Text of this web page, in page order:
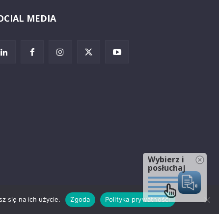
MEDIA
prawne
się na ich użycie. Zgoda Polityka prywatności
Wybierz i
posłuchaj